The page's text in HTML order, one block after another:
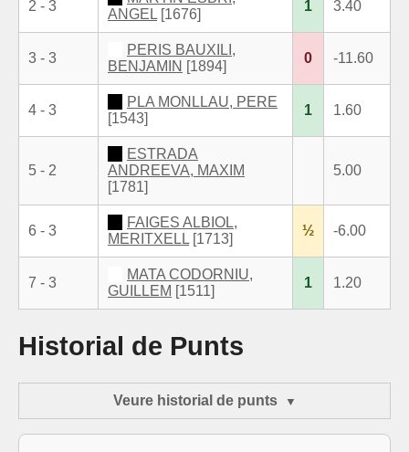
2 - 3
ANGEL [1676]
1 3.40
3 - 3
PERIS BAUXILI,
BENJAMIN [1894]
0 -11.60
4 - 3
PLA MONLLAU, PERE
[1543]
1 1.60
5 - 2
ESTRADA
ANDREEVA, MAXIM
[1781]
5.00
6 - 3
FAIGES ALBIOL,
MERITXELL [1713]
½ -6.00
7 - 3
MATA CODORNIU,
GUILLEM [1511]
1 1.20
Historial de Punts
Veure historial de punts